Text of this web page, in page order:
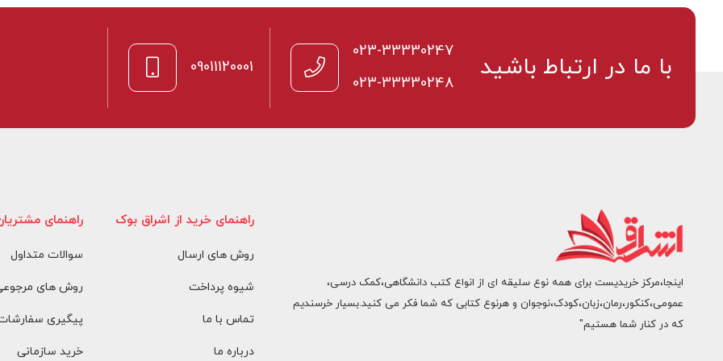
با ما در ارتباط باشید 09011120001
023-33330247
023-33330248
اینجا،مرکز خریدیست برای همه نوع سلیقه ای از انواع کتب دانشگاهی،کمک درسی،
عمومی،کنکور،رمان،زبان،کودک،نوجوان و هرنوع کتابی که شما فکر می کنید.بسیار خرسندیم
که در کنار شما هستیم"
راهنمای خرید از اشراق بوک
روش های ارسال
شیوه پرداخت
تماس با ما
درباره ما
راهنمای
سوالات متداول
روش های مرجوعی
پیگیری
خرید سازمانی